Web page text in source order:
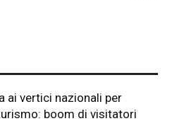
ai vertici nazionali per
boom di visitatori